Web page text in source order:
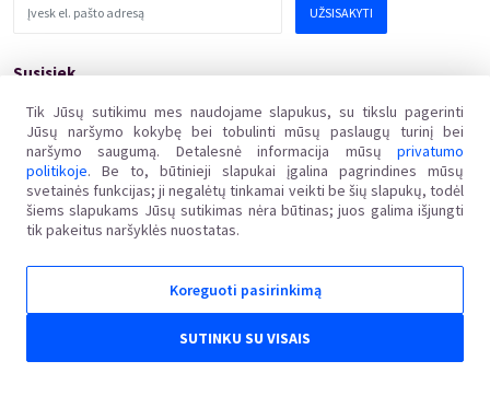
Tik Jūsų sutikimu mes naudojame slapukus, su tikslu pagerinti
Jūsų naršymo kokybę bei tobulinti mūsų paslaugų turinį bei
naršymo saugumą. Detalesnė informacija mūsų privatumo
politikoje. Be to, būtinieji slapukai įgalina pagrindines mūsų
svetainės funkcijas; ji negalėtų tinkamai veikti be šių slapukų, todėl
šiems slapukams Jūsų sutikimas nėra būtinas; juos galima išjungti
tik pakeitus naršyklės nuostatas.
Koreguoti pasirinkimą
SUTINKU SU VISAIS
UŽSISAKYTI
Susisiek
Adresas:Žalgirio g.135, LT-08217 Vilnius
Įmonės kodas:304769369
PVM mokėtojo kodas :LT100011648218
Respublikos vartotojų teisių apsaugos įstatymo nustatyta tvarka Valstybinėje vartotojų teisių
51, faks. (8 5) 279 1466, interneto svetainė www.vvtat.lt. Elektroniniu būdu prašymą galite